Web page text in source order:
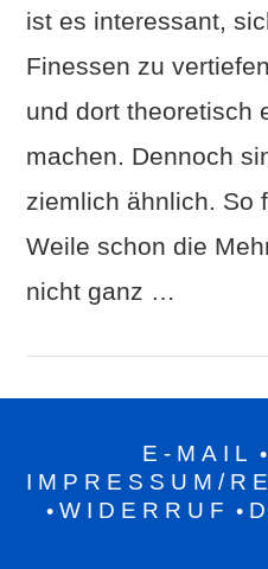
VIEW
ist es interessant,
Finessen zu
und dort theoretisch
machen. Dennoch
ziemlich ähnlich. So
Weile schon die
nicht ganz …
E-MAIL •
IMPRESSUM/
• WIDERRUF •